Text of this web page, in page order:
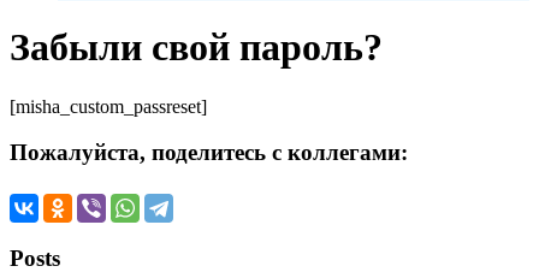
Забыли свой пароль?
[misha_custom_passreset]
Пожалуйста, поделитесь с коллегами:
Posts